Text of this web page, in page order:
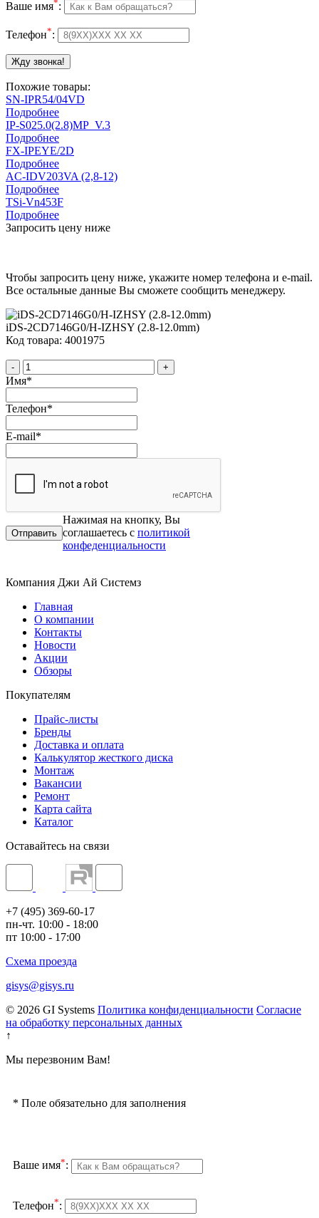
Ваше имя*:
Телефон*:
Похожие товары:
SN-IPR54/04VD
Подробнее
IP-S025.0(2.8)MP_V.3
Подробнее
FX-IPEYE/2D
Подробнее
AC-IDV203VA (2,8-12)
Подробнее
TSi-Vn453F
Подробнее
Запросить цену ниже
Чтобы запросить цену ниже, укажите номер телефона и e-mail.
Все остальные данные Вы сможете сообщить менеджеру.
iDS-2CD7146G0/H-IZHSY (2.8-12.0mm)
Код товара: 4001975
- +
Имя*
Телефон*
E-mail*
Нажимая на кнопку, Вы
соглашаетесь с политикой
конфеденциальности
Компания Джи Ай Системз
Главная
О компании
Контакты
Новости
Акции
Обзоры
Покупателям
Прайс-листы
Бренды
Доставка и оплата
Калькулятор жесткого диска
Монтаж
Вакансии
Ремонт
Карта сайта
Каталог
Оставайтесь на связи
+7 (495) 369-60-17
пн-чт. 10:00 - 18:00
пт 10:00 - 17:00
Схема проезда
gisys@gisys.ru
© 2026 GI Systems Политика конфиденциальности Согласие
на обработку персональных данных
↑
Мы перезвоним Вам!
* Поле обязательно для заполнения
Ваше имя*:
Телефон*: